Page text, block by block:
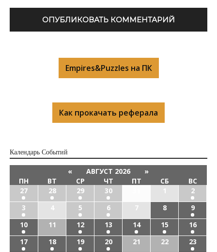
Empires&Puzzles на ПК
Как прокачать реферала
Календарь Cобытий
« АВГУСТ 2026
»
ПН
ВТ СР ЧТ ПТ СБ
ВС
27
28 29 30 1
2
3
4 5 6 7 8
9
10
11 12 13 14 15
16
17
18 19 20 21 22
23